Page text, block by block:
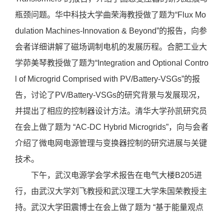
瓶颈问题。华中科技大学曲荣海教授做了题为“Flux Mo
dulation Machines-Innovation & Beyond”的报告，向参
会者详细讲解了磁场调制电机的发展历程。合肥工业大
学茆美琴教授做了题为“Integration and Optional Contro
l of Microgrid Comprised with PV/Battery-VSGs”的报
告，讨论了PV/Battery-VSGs的研究背景与发展现况，
并提出了相应的控制器设计方法。清华大学孙凯研究员
在会上做了题为 “AC-DC Hybrid Microgrids”，向与会者
介绍了微电网电源管理与变换器控制的研究进展与关键
技术。
下午，武汉电源学会学术报告在电气大楼B205进
行，由武汉大学刘飞教授和武汉理工大学朱国荣教授主
持。武汉大学田震博士在会上做了题为 “基于能量观点